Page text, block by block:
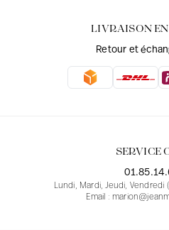
LIVRAISON
Retour et
SERVICE
Lundi, Mardi, Jeudi,
Email :